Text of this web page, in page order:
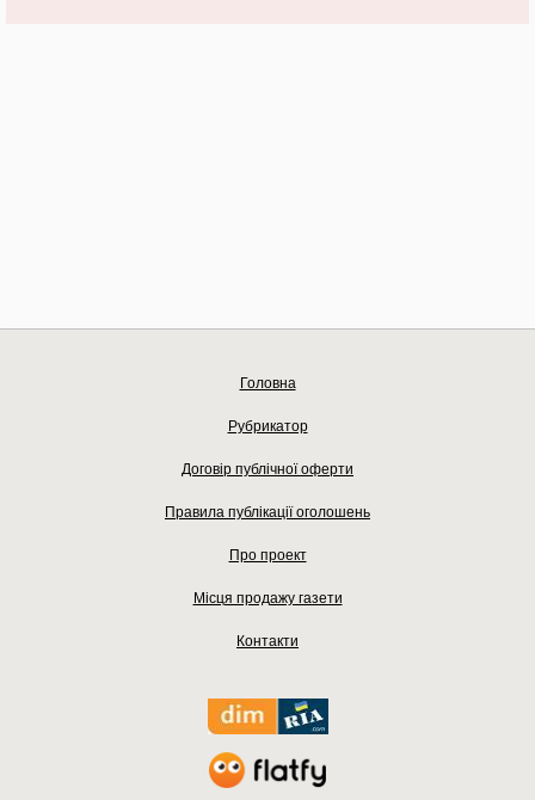
Головна
Рубрикатор
Договір публічної оферти
Правила публікації оголошень
Про проект
Місця продажу газети
Контакти